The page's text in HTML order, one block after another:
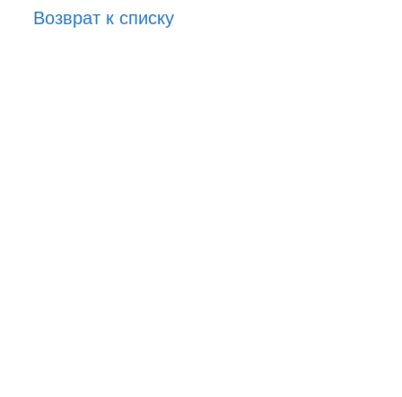
Возврат к списку